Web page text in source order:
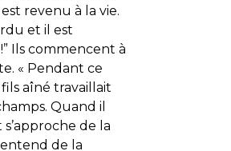
revenu à la vie.
et il est
Ils commencent à
« Pendant ce
aîné travaillait
Quand il
de la
entend de la